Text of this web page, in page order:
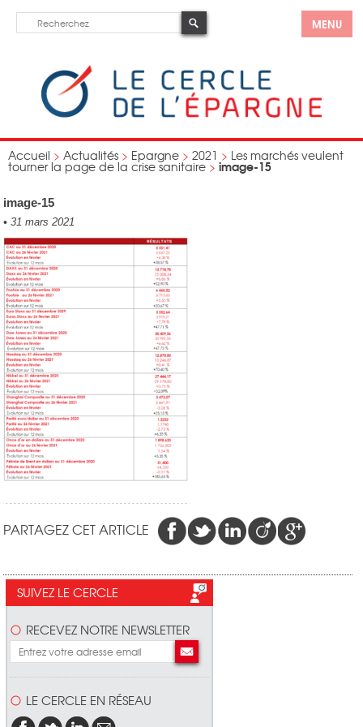
MENU
Accueil > Actualités > Epargne > 2021 > Les marchés veulent
tourner la page de la crise sanitaire > image-15
image-15
• 31 mars 2021
PARTAGEZ CET ARTICLE
SUIVEZ LE CERCLE
RECEVEZ NOTRE NEWSLETTER
LE CERCLE EN RÉSEAU